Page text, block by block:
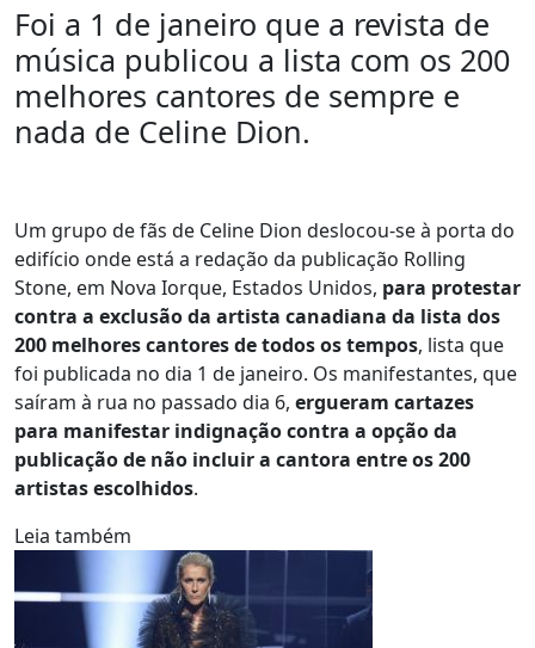
Foi a 1 de janeiro que a revista de
música publicou a lista com os 200
melhores cantores de sempre e
nada de Celine Dion.
Um grupo de fãs de Celine Dion deslocou-se à porta do
edifício onde está a redação da publicação Rolling
Stone, em Nova Iorque, Estados Unidos, para protestar
contra a exclusão da artista canadiana da lista dos
200 melhores cantores de todos os tempos, lista que
foi publicada no dia 1 de janeiro. Os manifestantes, que
saíram à rua no passado dia 6, ergueram cartazes
para manifestar indignação contra a opção da
publicação de não incluir a cantora entre os 200
artistas escolhidos.
Leia também